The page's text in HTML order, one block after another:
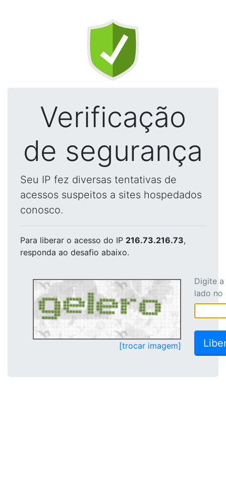
Verificação
de segurança
Seu IP fez diversas tentativas de
acessos suspeitos a sites hospedados
conosco.
Para liberar o acesso do IP 216.73.216.73,
responda ao desafio abaixo.
[trocar imagem]
Digite
lado no